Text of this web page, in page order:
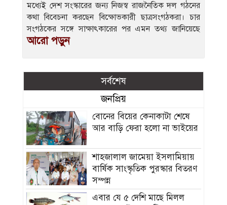
মধ্যেই দেশ সংস্কারের জন্য নিজস্ব রাজনৈতিক দল গঠনের
কথা বিবেচনা করছেন বিক্ষোভকারী ছাত্রসংগঠকরা। চার
সংগঠকের সঙ্গে সাক্ষাৎকারের পর এমন তথ্য জানিয়েছে
আরো পড়ুন
সর্বশেষ
জনপ্রিয়
বোনের বিয়ের কেনাকাটা শেষে
আর বাড়ি ফেরা হলো না ভাইয়ের
শাহজালাল জামেয়া ইসলামিয়ায়
বার্ষিক সাংস্কৃতিক পুরস্কার বিতরণ
সম্পন্ন
এবার যে ৫ দেশি মাছে মিলল